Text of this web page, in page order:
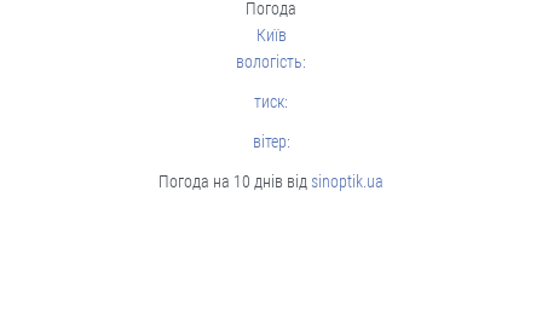
Погода
Київ
вологість:
тиск:
вітер:
Погода на 10 днів від sinoptik.ua